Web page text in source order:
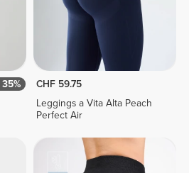
35%
CHF 59.75
Leggings a Vita Alta Peach
Perfect Air